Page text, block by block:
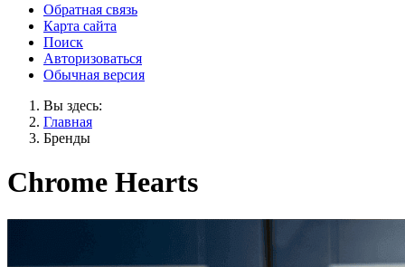
Обратная связь
Карта сайта
Поиск
Авторизоваться
Обычная версия
Вы здесь:
Главная
Бренды
Chrome Hearts